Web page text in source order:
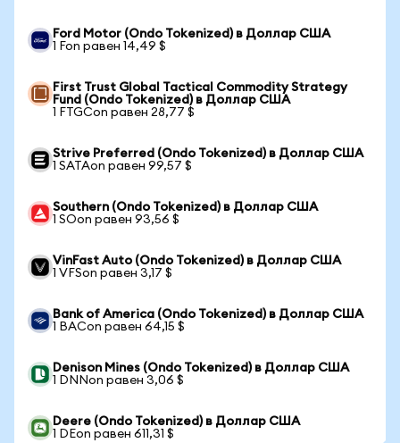
Ford Motor (Ondo Tokenized) в Доллар США
1 Fon равен 14,49 $
First Trust Global Tactical Commodity Strategy
Fund (Ondo Tokenized) в Доллар США
1 FTGCon равен 28,77 $
Strive Preferred (Ondo Tokenized) в Доллар США
1 SATAon равен 99,57 $
Southern (Ondo Tokenized) в Доллар США
1 SOon равен 93,56 $
VinFast Auto (Ondo Tokenized) в Доллар США
1 VFSon равен 3,17 $
Bank of America (Ondo Tokenized) в Доллар США
1 BACon равен 64,15 $
Denison Mines (Ondo Tokenized) в Доллар США
1 DNNon равен 3,06 $
Deere (Ondo Tokenized) в Доллар США
1 DEon равен 611,31 $